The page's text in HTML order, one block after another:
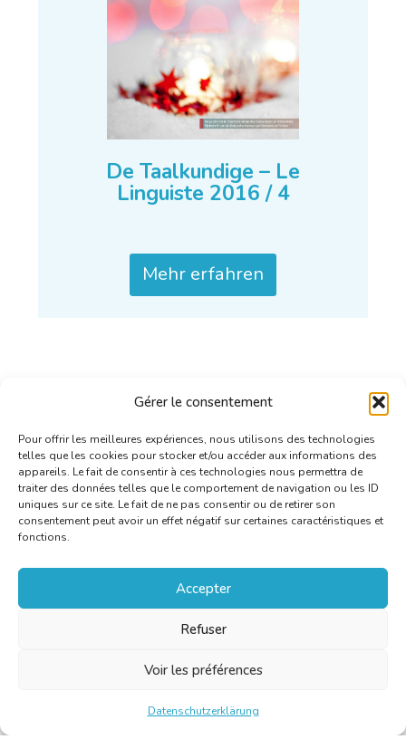
Gérer le consentement
Pour offrir les meilleures expériences, nous utilisons des technologies
telles que les cookies pour stocker et/ou accéder aux informations des
appareils. Le fait de consentir à ces technologies nous permettra de
traiter des données telles que le comportement de navigation ou les ID
uniques sur ce site. Le fait de ne pas consentir ou de retirer son
consentement peut avoir un effet négatif sur certaines caractéristiques et
fonctions.
Accepter
Refuser
Voir les préférences
Datenschutzerklärung
De Taalkundige – Le
Linguiste 2016 / 4
Mehr erfahren